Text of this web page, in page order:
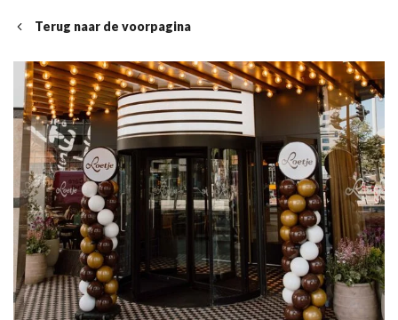
Terug naar de voorpagina